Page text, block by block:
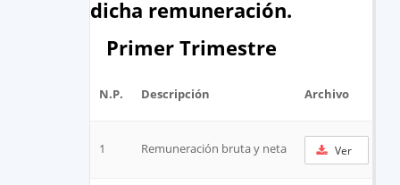
dicha remuneración.
Primer Trimestre
N.P. Descripción Archivo
1 Remuneración bruta y neta Ver